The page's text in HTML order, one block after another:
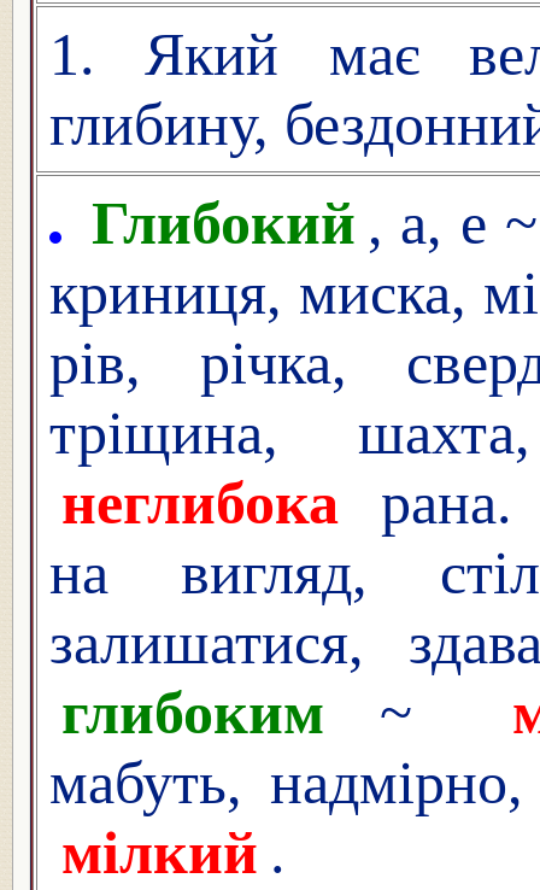
1. Який має
глибину,
Глибокий , а, е
криниця, миска,
рів, річка,
тріщина,
неглибока
на вигляд,
залишатися,
глибоким
~
мабуть,
мілкий .